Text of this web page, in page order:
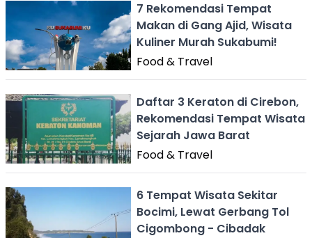
7 Rekomendasi Tempat
Makan di Gang Ajid, Wisata
Kuliner Murah Sukabumi!
Food & Travel
Daftar 3 Keraton di Cirebon,
Rekomendasi Tempat Wisata
Sejarah Jawa Barat
Food & Travel
6 Tempat Wisata Sekitar
Bocimi, Lewat Gerbang Tol
Cigombong - Cibadak